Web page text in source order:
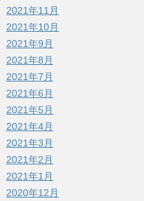
2021年11月
2021年10月
2021年9月
2021年8月
2021年7月
2021年6月
2021年5月
2021年4月
2021年3月
2021年2月
2021年1月
2020年12月